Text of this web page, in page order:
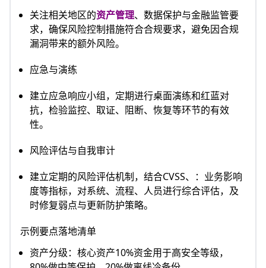
关注相关地区的资产管理、数据保护与金融监管要
求，确保风险控制措施符合合规要求，避免因合规
漏洞带来的额外风险。
应急与演练
建立应急响应小组，定期进行桌面演练和红蓝对
抗，检验监控、取证、阻断、恢复等环节的有效
性。
风险评估与自我审计
建立定期的风险评估机制，结合CVSS、：业务影响
度等指标，对系统、流程、人员进行综合评估，及
时修复弱点与更新防护策略。
示例要点落地清单
资产分级：核心资产10%资金用于高安全等级，